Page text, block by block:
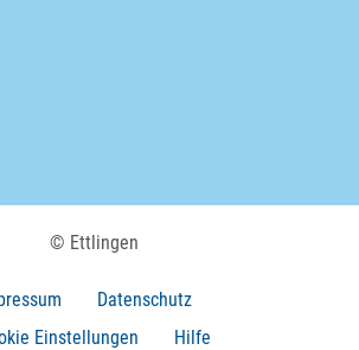
© Ettlingen
Datenschutz
Einstellungen
Hilfe